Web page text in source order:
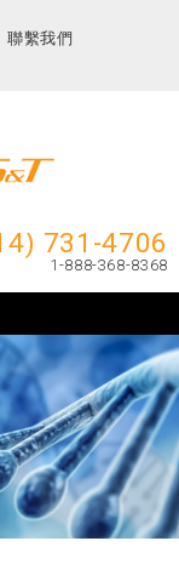
聯繫我們
731-4706
1-888-368-8368